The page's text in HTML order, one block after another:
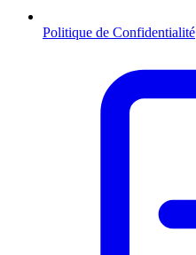
Politique de Confidentialité